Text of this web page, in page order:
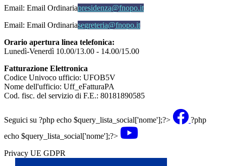
Email: Email Ordinariapresidenza@fnopo.it
Email: Email Ordinariasegreteria@fnopo.it
Orario apertura linea telefonica:
Lunedì-Venerdì 10.00/13.00 - 14.00/15.00
Fatturazione Elettronica
Codice Univoco ufficio: UFOB5V
Nome dell'ufficio: Uff_eFatturaPA
Cod. fisc. del servizio di F.E.: 80181890585
Seguici su ?php echo $query_lista_social['nome'];?>
?php
echo $query_lista_social['nome'];?>
Privacy UE GDPR